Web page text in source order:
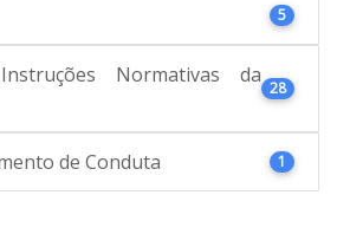
5
Normativas da
28
de Conduta 1